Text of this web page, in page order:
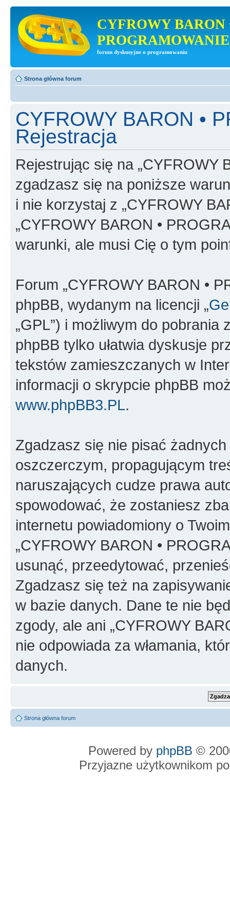
CYFROWY BARON
PROGRAMOWANIE
forum dyskusyjne o programowaniu
Strona główna forum
CYFROWY BARON •
Rejestracja
Rejestrując się na „CYFROWY
zgadzasz się na poniższe
i nie korzystaj z „CYFROWY
„CYFROWY BARON •
warunki, ale musi Cię o tym
Forum „CYFROWY BARON •
phpBB, wydanym na licencji „
„GPL”) i możliwym do pobrania
phpBB tylko ułatwia dyskusje
tekstów zamieszczanych w
informacji o skrypcie phpBB
www.phpBB3.PL.
Zgadzasz się nie pisać
oszczerczym, propagującym
naruszających cudze prawa
spowodować, że zostaniesz
internetu powiadomiony o
„CYFROWY BARON •
usunąć, przeedytować,
Zgadzasz się też na
w bazie danych. Dane te nie
zgody, ale ani „CYFROWY
nie odpowiada za włamania,
danych.
Strona główna forum
Powered by phpBB ©
Przyjazne użytkownikom